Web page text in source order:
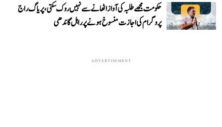
حکومت مجھے طلبہ کی آواز اٹھانے سے نہیں روک سکتی، پریاگ راج
پروگرام کی اجازت منسوخ ہونے پر راہل گاندھی
ADVERTISEMENT